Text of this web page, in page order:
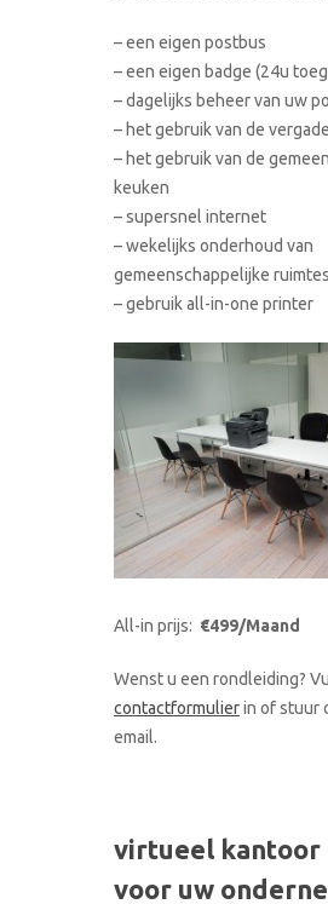
– een eigen postbus
– een eigen badge (24u
– dagelijks beheer van uw
– het gebruik van de
– het gebruik van de
keuken
– supersnel internet
– wekelijks onderhoud van
gemeenschappelijke ruimtes
– gebruik all-in-one printer
All-in prijs: €499/Maand
Wenst u een rondleiding?
contactformulierin of stuur
email.
virtueel kantoor
voor uw